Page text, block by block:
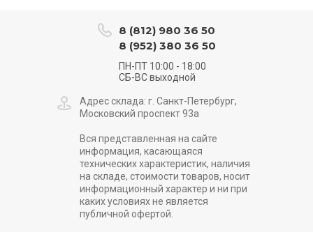
8 (812) 980 36 50
8 (952) 380 36 50
ПН-ПТ 10:00 - 18:00
СБ-ВС выходной
Адрес склада: г. Санкт-Петербург,
Московский проспект 93а
Вся представленная на сайте
информация, касающаяся
технических характеристик, наличия
на складе, стоимости товаров, носит
информационный характер и ни при
каких условиях не является
публичной офертой.